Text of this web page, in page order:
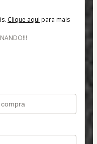
Clique aqui para mais